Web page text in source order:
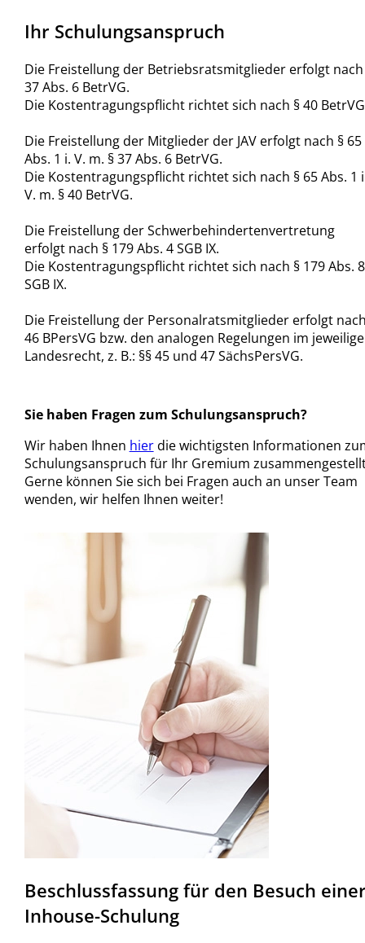
Ihr Schulungsanspruch
Die Freistellung der Betriebsratsmitglieder erfolgt nach
37 Abs. 6 BetrVG.
Die Kostentragungspflicht richtet sich nach § 40
Die Freistellung der Mitglieder der JAV erfolgt nach § 65
Abs. 1 i. V. m. § 37 Abs. 6 BetrVG.
Die Kostentragungspflicht richtet sich nach § 65 Abs. 1
V. m. § 40 BetrVG.
Die Freistellung der Schwerbehindertenvertretung
erfolgt nach § 179 Abs. 4 SGB IX.
Die Kostentragungspflicht richtet sich nach § 179 Abs. 8
SGB IX.
Die Freistellung der Personalratsmitglieder erfolgt
46 BPersVG bzw. den analogen Regelungen im
Landesrecht, z. B.: §§ 45 und 47 SächsPersVG.
Sie haben Fragen zum Schulungsanspruch?
Wir haben Ihnen hierdie wichtigsten Informationen
Schulungsanspruch für Ihr Gremium
Gerne können Sie sich bei Fragen auch an unser Team
wenden, wir helfen Ihnen weiter!
Beschlussfassung für den Besuch
Inhouse-Schulung